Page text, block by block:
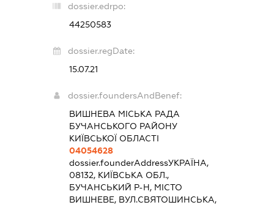
dossier.edrpo:
44250583
dossier.regDate:
15.07.21
dossier.foundersAndBenef:
ВИШНЕВА МІСЬКА РАДА
БУЧАНСЬКОГО РАЙОНУ
КИЇВСЬКОЇ ОБЛАСТІ
04054628
dossier.founderAddressУКРАЇНА,
08132, КИЇВСЬКА ОБЛ.,
БУЧАНСЬКИЙ Р-Н, МІСТО
ВИШНЕВЕ, ВУЛ.СВЯТОШИНСЬКА,